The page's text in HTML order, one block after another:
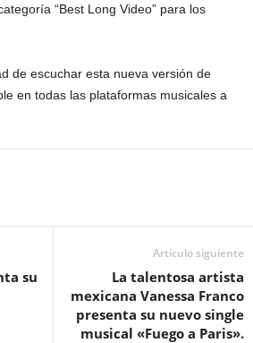
“Best Long Video” para los
de escuchar esta nueva versión de
en todas las plataformas musicales a
su
Artículo siguiente
La talentosa artista
mexicana Vanessa Franco
presenta su nuevo single
musical «Fuego a Paris».